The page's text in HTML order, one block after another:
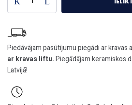
Piedāvājam pasūtījumu piegādi ar kravas
ar kravas liftu.Piegādājam keramiskos
Latvijā!